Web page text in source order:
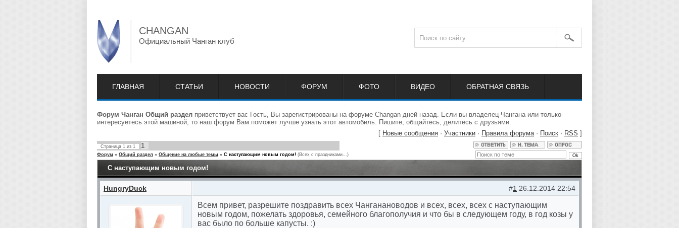
CHANGAN
Официальный Чанган клуб
ГЛАВНАЯ СТАТЬИ НОВОСТИ ФОРУМ ФОТО ВИДЕО ОБРАТНАЯ СВЯЗЬ
Форум Чанган Общий раздел приветствует вас Гость, Вы зарегистрированы на форуме Changan дней назад. Если вы владелец Чангана или только
интересуетесь этой машиной, то наш форум Вам поможет лучше узнать этот автомобиль. Пишите, общайтесь, делитесь с друзьями.
[ Новые сообщения · Участники · Правила форума· Поиск · RSS ]
Страница 1 из 1 1
Форум » Общий раздел » Общение на любые темы » С наступающим новым годом! (Всех с праздниками...)
С наступающим новым годом!
HungryDuck #1 26.12.2014 22:54
Всем привет, разрешите поздравить всех Чанганановодов и всех, всех, всех с наступающим
новым годом, пожелать здоровья, семейного благополучия и что бы в следующем году, в год козы у
вас было по больше капусты. :)